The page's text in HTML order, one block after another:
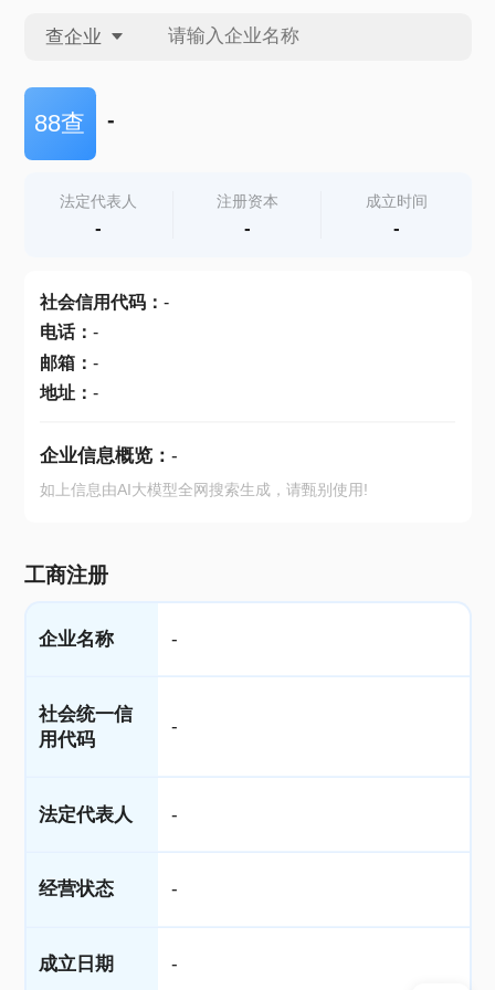
查企业
查企业
查产地
88查 -
法定代表人
-
注册资本
-
成立时间
-
社会信用代码： -
电话： -
邮箱： -
地址： -
企业信息概览： -
如上信息由AI大模型全网搜索生成，请甄别使用!
工商注册
企业名称 -
社会统一信
用代码
-
法定代表人 -
经营状态 -
成立日期 -